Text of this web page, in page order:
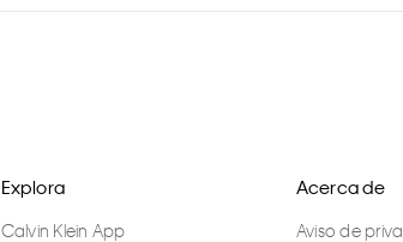
Explora
Calvin Klein App
Acerca de
Aviso de